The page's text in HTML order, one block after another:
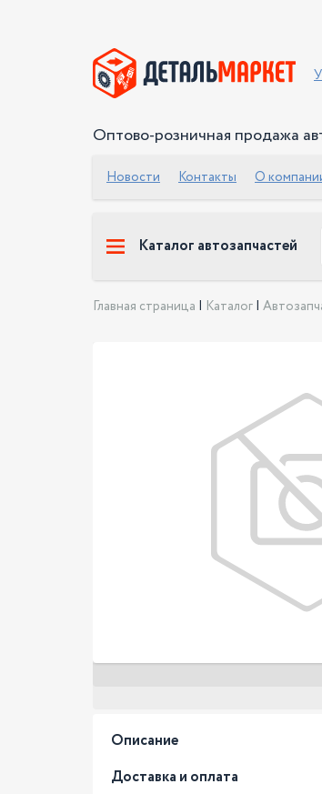
Оптово-розничная продажа
Новости Контакты О
Каталог автозапчастей
Главная страница | Каталог |
Описание
Доставка и оплата